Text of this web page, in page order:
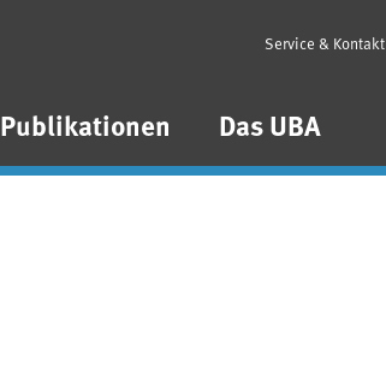
Publikationen Das UBA
Service & Kontakt